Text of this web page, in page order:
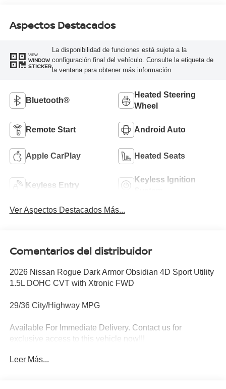
Aspectos Destacados
VIEW
WINDOW
STICKER
La disponibilidad de funciones está sujeta a la
configuración final del vehículo. Consulte la etiqueta de
la ventana para obtener más información.
Bluetooth®
Heated Steering
Wheel
Remote Start Android Auto
Apple CarPlay Heated Seats
Keyless Entry
Keyless Ignition
Ver Aspectos Destacados Más...
Comentarios del distribuidor
2026 Nissan Rogue Dark Armor Obsidian 4D Sport Utility
1.5L DOHC CVT with Xtronic FWD
29/36 City/Highway MPG
Available For Immediate Delivery. Contact us for
exclusive access to this vehicle now!!!
Leer Más...